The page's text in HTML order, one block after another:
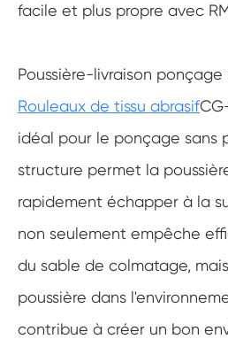
facile et plus propre avec
Poussière-livraison
Rouleaux de tissu abrasif
idéal pour le ponçage sans
structure permet la
rapidement échapper à la
non seulement empêche
du sable de colmatage,
poussière dans
contribue à créer un bon